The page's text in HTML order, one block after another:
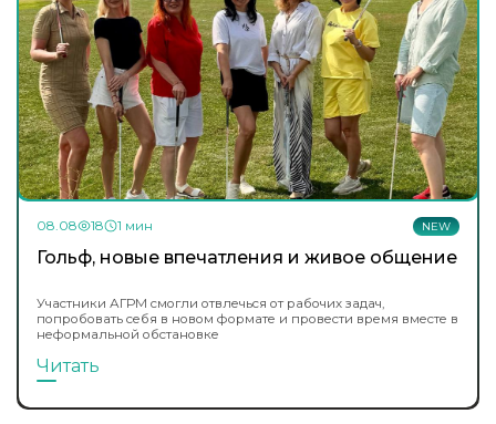
NEW
08.08 18 1 мин
Гольф, новые впечатления и живое общение
Участники АГРМ смогли отвлечься от рабочих задач,
попробовать себя в новом формате и провести время вместе в
неформальной обстановке
Читать